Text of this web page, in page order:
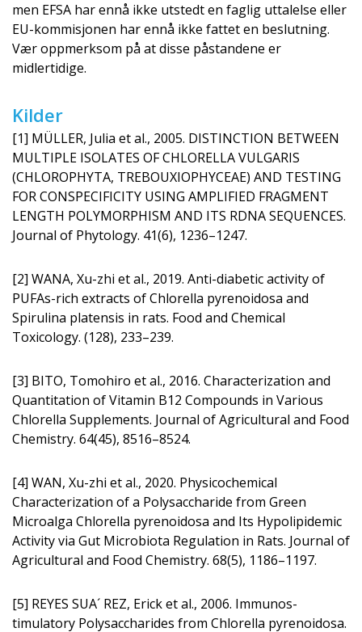
men EFSA har ennå ikke utstedt en faglig uttalelse eller
EU-kommisjonen har ennå ikke fattet en beslutning.
Vær oppmerksom på at disse påstandene er
midlertidige.
Kilder
[1] MÜLLER, Julia et al., 2005. DISTINCTION BETWEEN
MULTIPLE ISOLATES OF CHLORELLA VULGARIS
(CHLOROPHYTA, TREBOUXIOPHYCEAE) AND TESTING
FOR CONSPECIFICITY USING AMPLIFIED FRAGMENT
LENGTH POLYMORPHISM AND ITS RDNA SEQUENCES.
Journal of Phytology. 41(6), 1236–1247.
[2] WANA, Xu-zhi et al., 2019. Anti-diabetic activity of
PUFAs-rich extracts of Chlorella pyrenoidosa and
Spirulina platensis in rats. Food and Chemical
Toxicology. (128), 233–239.
[3] BITO, Tomohiro et al., 2016. Characte­rization and
Quantitation of Vitamin B12 Compounds in Various
Chlorella Supplements. Journal of Agricultural and Food
Chemistry. 64(45), 8516–8524.
[4] WAN, Xu-zhi et al., 2020. Physicoche­mical
Characterization of a Polysaccharide from Green
Microalga Chlorella pyrenoidosa and Its Hypolipidemic
Activity via Gut Microbiota Regulation in Rats. Journal of
Agricultural and Food Chemistry. 68(5), 1186–1197.
[5] REYES SUA´ REZ, Erick et al., 2006. Immunos­
timulatory Polysaccharides from Chlorella pyrenoidosa.